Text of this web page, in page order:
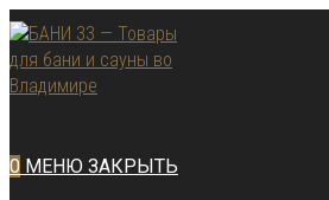
Перейти
к
содержимому
0 МЕНЮ ЗАКРЫТЬ